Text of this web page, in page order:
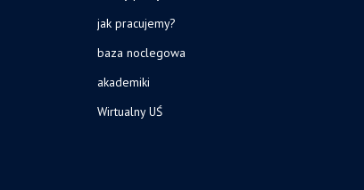
jak pracujemy?
baza noclegowa
akademiki
Wirtualny UŚ